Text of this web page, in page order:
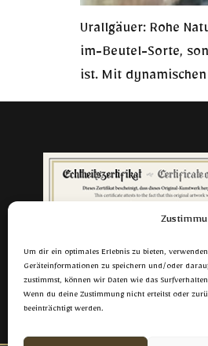
Um dir ein optimales Erlebnis zu bieten,
Geräteinformationen zu speichern und/oder
zustimmst, können wir Daten wie das
Wenn du deine Zustimmung nicht erteilst oder
beeinträchtigt werden.
Urallgäuer: Rohe
im-Beutel-Sorte,
ist. Mit